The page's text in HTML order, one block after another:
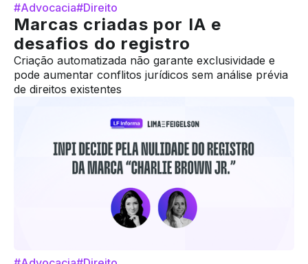
#Advocacia#Direito
Marcas criadas por IA e
desafios do registro
Criação automatizada não garante exclusividade e
pode aumentar conflitos jurídicos sem análise prévia
de direitos existentes